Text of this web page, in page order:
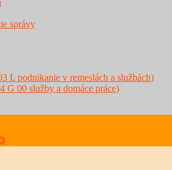
správy
L podnikanie v remeslách a službách)
G 00 služby a domáce práce)